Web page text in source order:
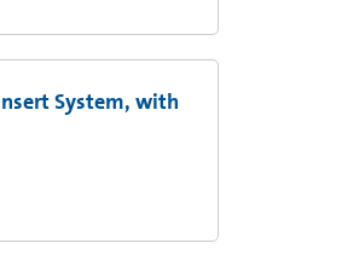
System, with